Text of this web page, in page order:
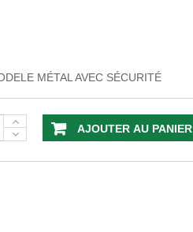
MÉTAL AVEC SÉCURITÉ
AJOUTER AU PANIER